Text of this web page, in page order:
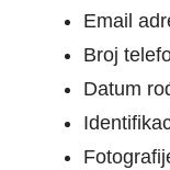
Email
Broj
Datum